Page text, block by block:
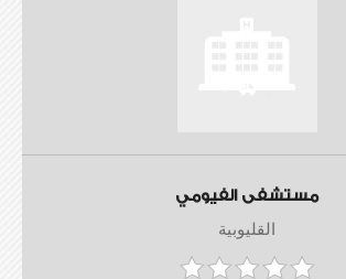
مستشفى الفيومي
القليوبية